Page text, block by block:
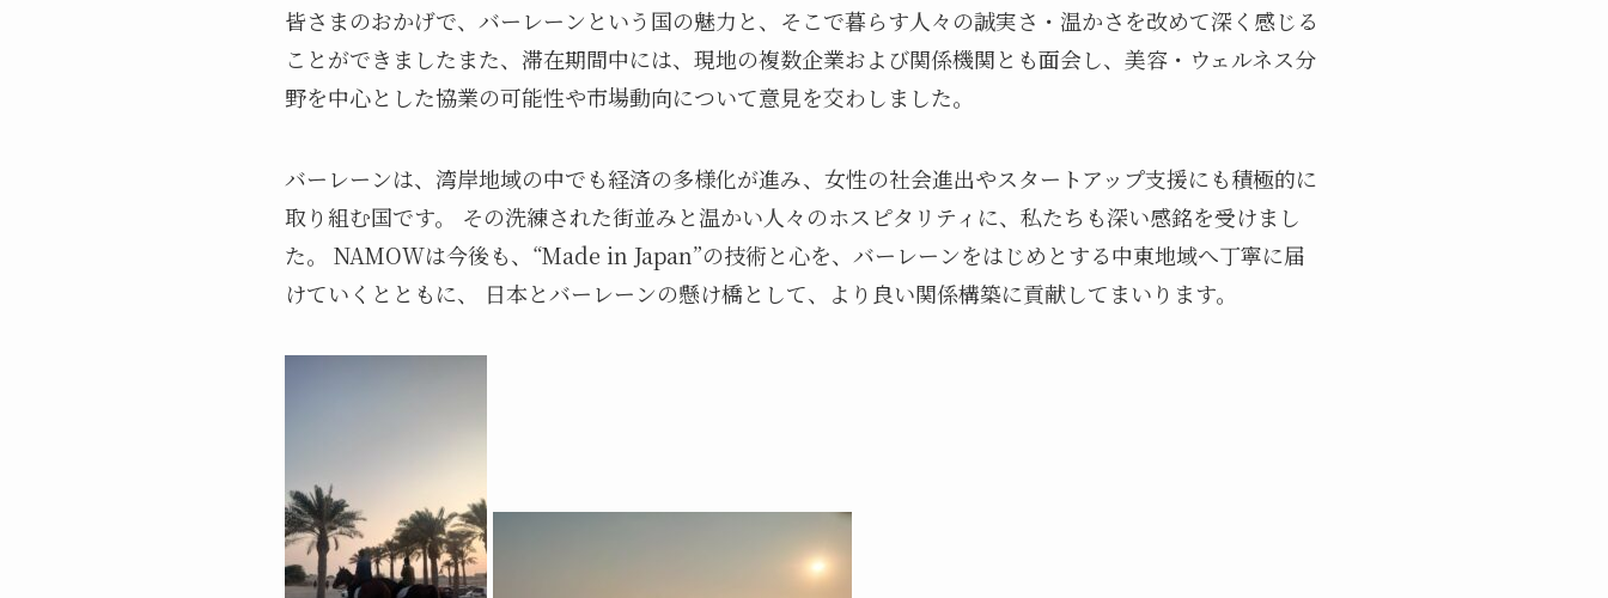
皆さまのおかげで、バーレーンという国の魅力と、そこで暮らす人々の誠実さ・温かさを改めて深く感じる
ことができましたまた、滞在期間中には、現地の複数企業および関係機関とも面会し、美容・ウェルネス分
野を中心とした協業の可能性や市場動向について意見を交わしました。
バーレーンは、湾岸地域の中でも経済の多様化が進み、女性の社会進出やスタートアップ支援にも積極的に
取り組む国です。 その洗練された街並みと温かい人々のホスピタリティに、私たちも深い感銘を受けまし
た。 NAMOWは今後も、“Made in Japan”の技術と心を、バーレーンをはじめとする中東地域へ丁寧に届
けていくとともに、 日本とバーレーンの懸け橋として、より良い関係構築に貢献してまいります。